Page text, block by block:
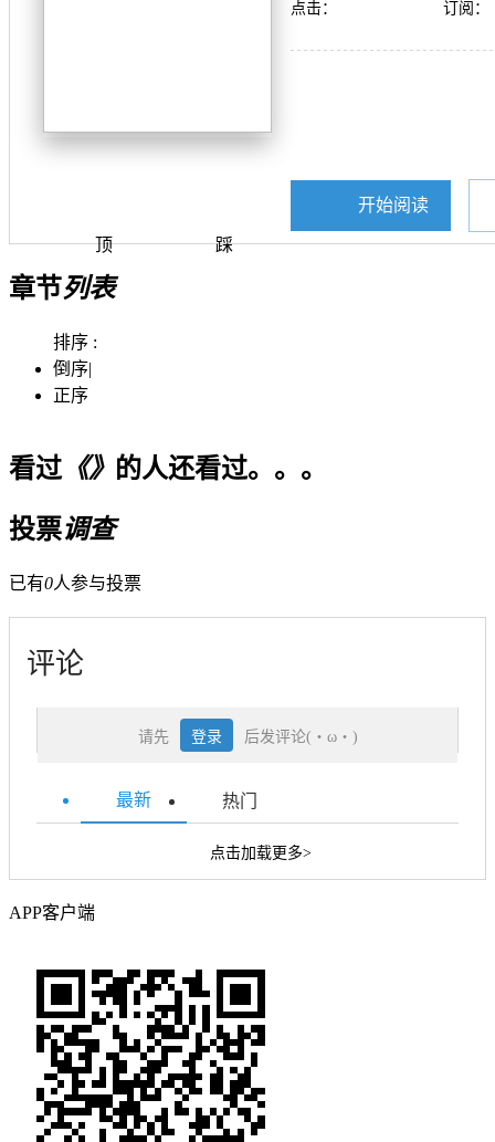
顶 踩
点击：
订阅：
开始阅读
章节列表
排序 :
倒序|
正序
看过《》 的人还看过。。。
投票调查
已有0人参与投票
评论
请先 登录 后发评论(・ω・)
最新 热门
点击加载更多>
APP客户端